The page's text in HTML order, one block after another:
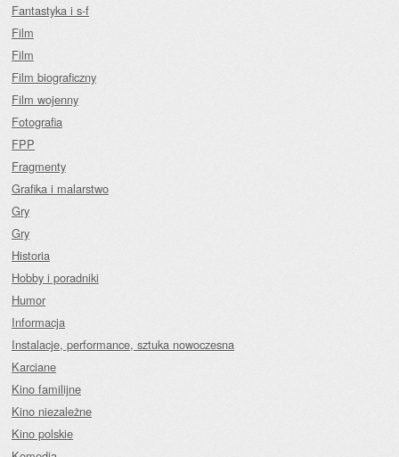
Fantastyka i s-f
Film
Film
Film biograficzny
Film wojenny
Fotografia
FPP
Fragmenty
Grafika i malarstwo
Gry
Gry
Historia
Hobby i poradniki
Humor
Informacja
Instalacje, performance, sztuka nowoczesna
Karciane
Kino familijne
Kino niezależne
Kino polskie